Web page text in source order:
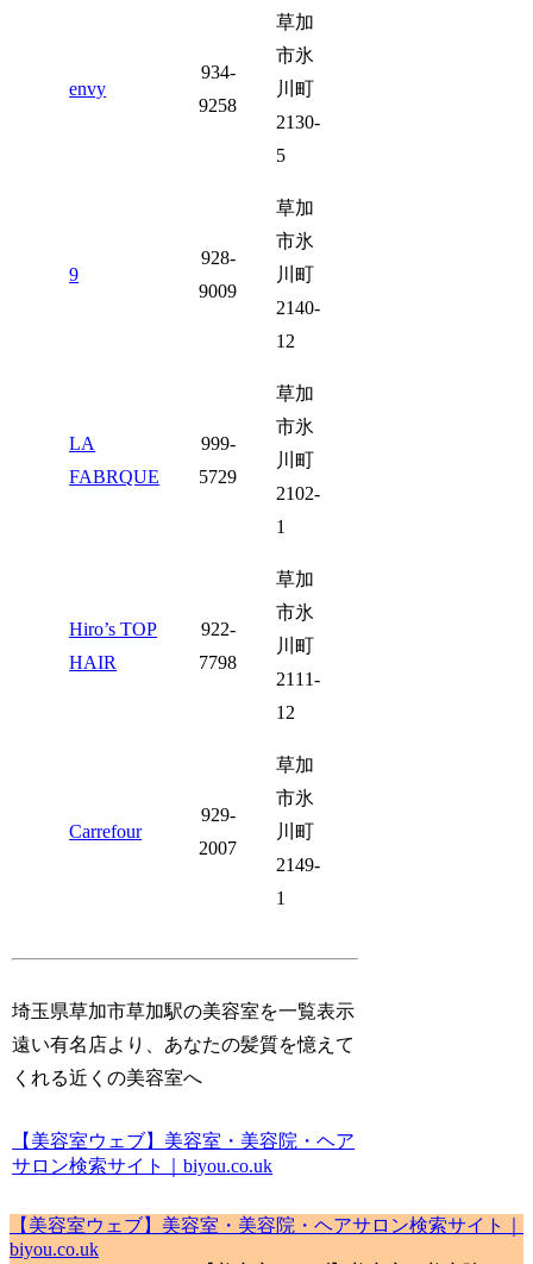
envy
934-
9258
草加
市氷
川町
2130-
5
9
928-
9009
草加
市氷
川町
2140-
12
LA
FABRQUE
999-
5729
草加
市氷
川町
2102-
1
Hiro’s TOP
HAIR
922-
7798
草加
市氷
川町
2111-
12
Carrefour
929-
2007
草加
市氷
川町
2149-
1
埼玉県草加市草加駅の美容室を一覧表示
遠い有名店より、あなたの髪質を憶えて
くれる近くの美容室へ
【美容室ウェブ】美容室・美容院・ヘア
サロン検索サイト｜biyou.co.uk
【美容室ウェブ】美容室・美容院・ヘアサロン検索サイト｜
biyou.co.uk